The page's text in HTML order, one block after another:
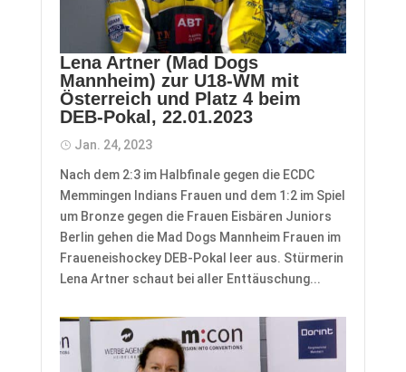
Lena Artner (Mad Dogs
Mannheim) zur U18-WM mit
Österreich und Platz 4 beim
DEB-Pokal, 22.01.2023
Jan. 24, 2023
Nach dem 2:3 im Halbfinale gegen die ECDC
Memmingen Indians Frauen und dem 1:2 im Spiel
um Bronze gegen die Frauen Eisbären Juniors
Berlin gehen die Mad Dogs Mannheim Frauen im
Fraueneishockey DEB-Pokal leer aus. Stürmerin
Lena Artner schaut bei aller Enttäuschung...